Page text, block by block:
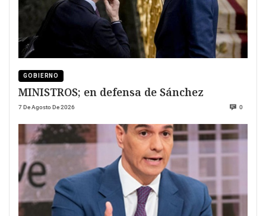
GOBIERNO
MINISTROS; en defensa de Sánchez
7 De Agosto De 2026 0